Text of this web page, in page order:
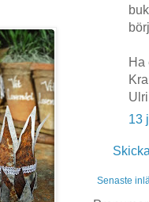
Ha
13
Senaste